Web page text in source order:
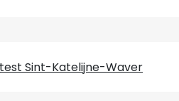
Sint-Katelijne-Waver